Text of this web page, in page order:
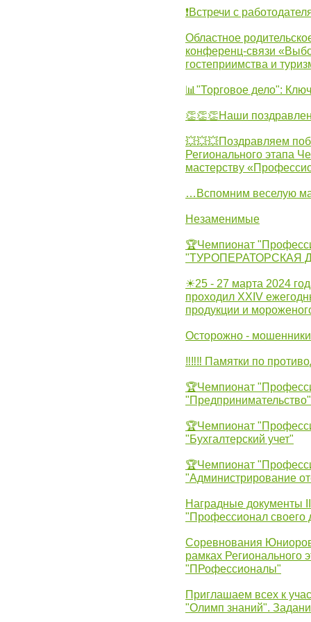
❗Встречи с
Областное
конференц-связи
гостеприимства и
📊"Торговое дело":
👏👏👏Наши
💥💥💥Поздравляем
Регионального этапа
мастерству
…Вспомним веселую
Незаменимые
🏆Чемпионат
"ТУРОПЕРАТОРСКАЯ
☀25 - 27 марта 2024
проходил XXIV
продукции и
Осторожно -
‼‼‼ Памятки по
🏆Чемпионат
"Предпринимательство"
🏆Чемпионат
"Бухгалтерский учет"
🏆Чемпионат
"Администрирование
Наградные документы
"Профессионал своего
Соревнования
рамках Регионального
"ПРофессионалы"
Приглашаем всех к
"Олимп знаний".